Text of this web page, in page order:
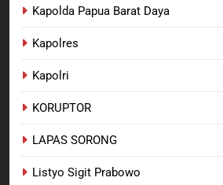
Kapolda Papua Barat Daya
Kapolres
Kapolri
KORUPTOR
LAPAS SORONG
Listyo Sigit Prabowo